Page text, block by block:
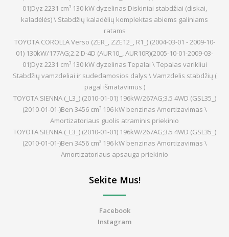
01)Dyz 2231 cm³ 130 kW dyzelinas Diskiniai stabdžiai (diskai,
kaladėlės) \ Stabdžių kaladėlių komplektas abiems galiniams
ratams
TOYOTA COROLLA Verso (ZER_, ZZE12_, R1_) (2004-03-01 - 2009-10-
01) 130kW/177AG;2.2 D-4D (AUR10_, AUR10R)(2005-10-01-2009-03-
01)Dyz 2231 cm³ 130 kW dyzelinas Tepalai \ Tepalas varikliui
Stabdžių vamzdeliai ir sudedamosios dalys \ Vamzdelis stabdžių (
pagal išmatavimus )
TOYOTA SIENNA (_L3_) (2010-01-01) 196kW/267AG;3.5 4WD (GSL35_)
(2010-01-01-)Ben 3456 cm³ 196 kW benzinas Amortizavimas \
Amortizatoriaus guolis atraminis priekinio
TOYOTA SIENNA (_L3_) (2010-01-01) 196kW/267AG;3.5 4WD (GSL35_)
(2010-01-01-)Ben 3456 cm³ 196 kW benzinas Amortizavimas \
Amortizatoriaus apsauga priekinio
Sekite Mus!
Facebook
Instagram